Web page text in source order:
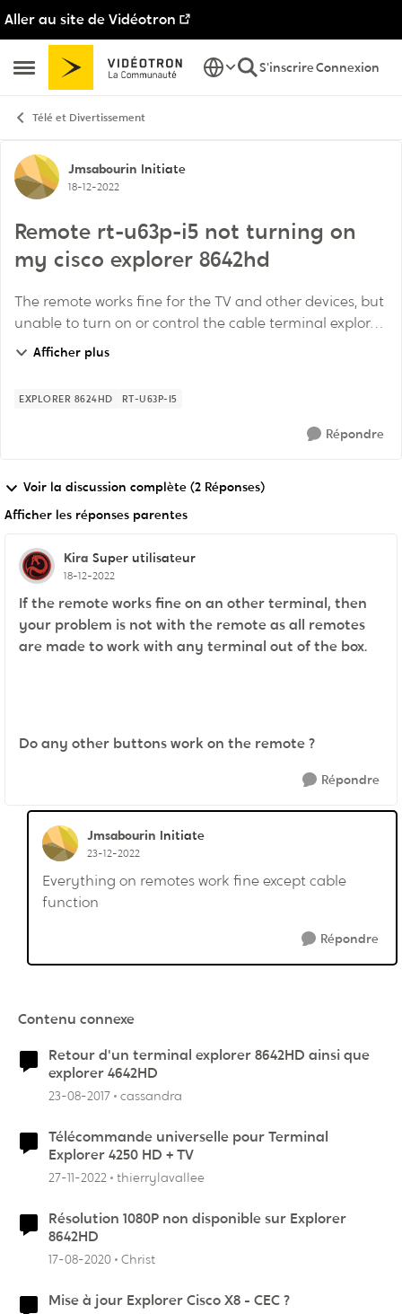
Aller au site de Vidéotron
Ouvrir Menu Latéral
Passer au contenu
S'inscrireConnexion
Télé et Divertissement
Discussion de forum
Jmsabourin Initiate
18-12-2022
Remote rt-u63p-i5 not turning on
my cisco explorer 8642hd
The remote works fine for the TV and other devices, but
unable to turn on or control the cable terminal explorer
8624hd. The remote works fine on the 9887hd terminal.
Afficher plus
EXPLORER 8624HD RT-U63P-I5
Répondre
Voir la discussion complète (2 Réponses)
Afficher les réponses parentes
Kira Super utilisateur
18-12-2022
If the remote works fine on an other terminal, then
your problem is not with the remote as all remotes
are made to work with any terminal out of the box.
Do any other buttons work on the remote ?
Répondre
Jmsabourin Initiate
23-12-2022
Everything on remotes work fine except cable
function
Répondre
Contenu connexe
Retour d'un terminal explorer 8642HD ainsi que
explorer 4642HD
23-08-2017 cassandra
Télécommande universelle pour Terminal
Explorer 4250 HD + TV
27-11-2022 thierrylavallee
Résolution 1080P non disponible sur Explorer
8642HD
17-08-2020 Christ
Mise à jour Explorer Cisco X8 - CEC ?